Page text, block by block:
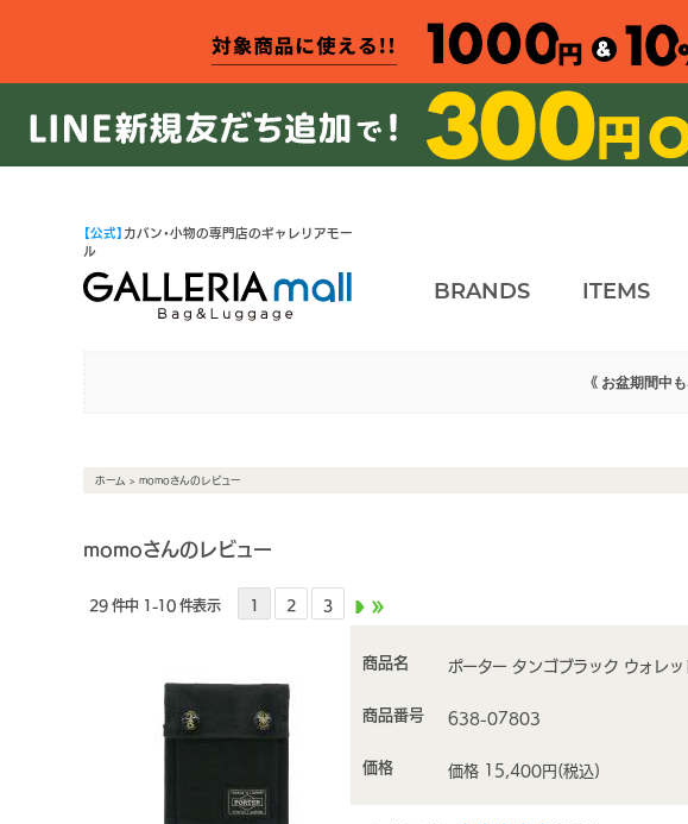
【公式】 カバン・小物の専門店のギャレリアモー
ル
BRANDS ITEMS
《 お盆期間中
ホーム > momoさんのレビュー
momoさんのレビュー
29 件中 1-10 件表示 1 2 3
商品名 ポーター タンゴブラック ウォ
商品番号 638-07803
価格 価格 15,400円 (税込)